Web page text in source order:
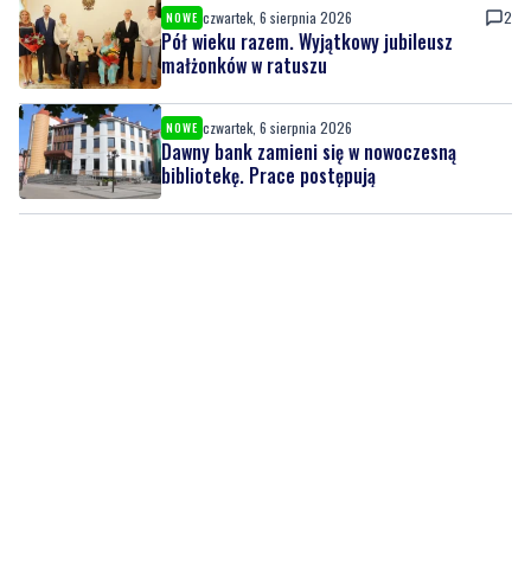
NOWE czwartek, 6 sierpnia 2026 2
Pół wieku razem. Wyjątkowy jubileusz
małżonków w ratuszu
NOWE czwartek, 6 sierpnia 2026
Dawny bank zamieni się w nowoczesną
bibliotekę. Prace postępują